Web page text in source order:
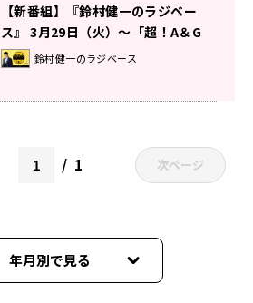
【新番組】『鈴村健一のラジベー
ス』 3月29日（火）～「超！A＆G
＋」＆ライブ配信アプリ
「HAKUNA」で放送開始！
鈴村健一のラジベース
1 次ページ
年月別で見る